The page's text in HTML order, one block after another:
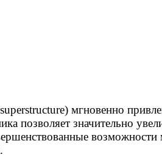
мгновенно
позволяет значительно